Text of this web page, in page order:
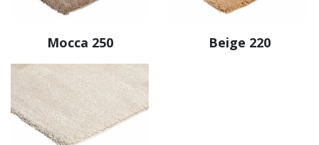
Mocca 250 Beige 220